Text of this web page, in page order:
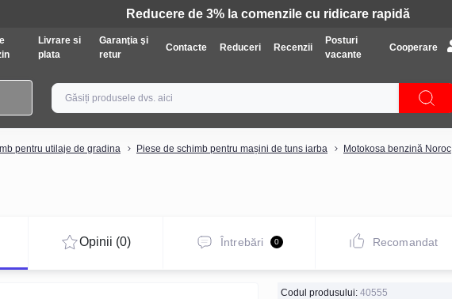
Livrare si
plata
Garanţia şi
retur
Contacte Reduceri Recenzii
Posturi
vacante
Cooperare
pentru utilaje de gradina Piese de schimb pentru mașini de tuns iarba Motokosa benzină Noroc
Opinii (0) Întrebări 0 Recomandat
Codul produsului: 40555